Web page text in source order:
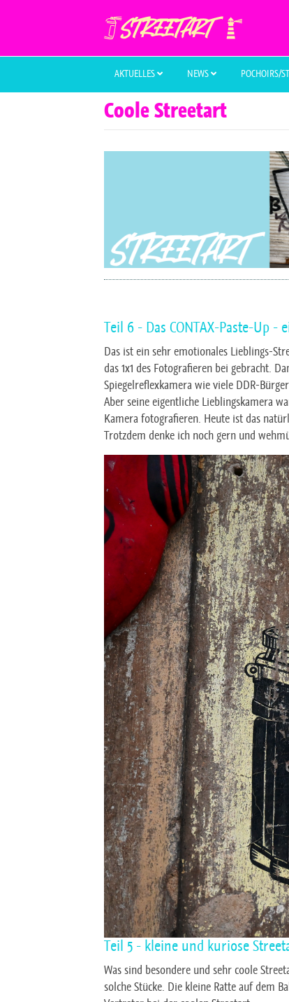
AKTUELLES NEWS POCHOIRS/
Coole Streetart
Teil 6 - Das CONTAX-Paste-Up
Das ist ein sehr emotionales Lieblings-
das 1x1 des Fotografieren bei gebracht.
Spiegelreflexkamera wie viele DDR-
Aber seine eigentliche Lieblingskamera
Kamera fotografieren. Heute ist das
Trotzdem denke ich noch gern und
Teil 5 - kleine und kuriose
Was sind besondere und sehr coole
solche Stücke. Die kleine Ratte auf dem